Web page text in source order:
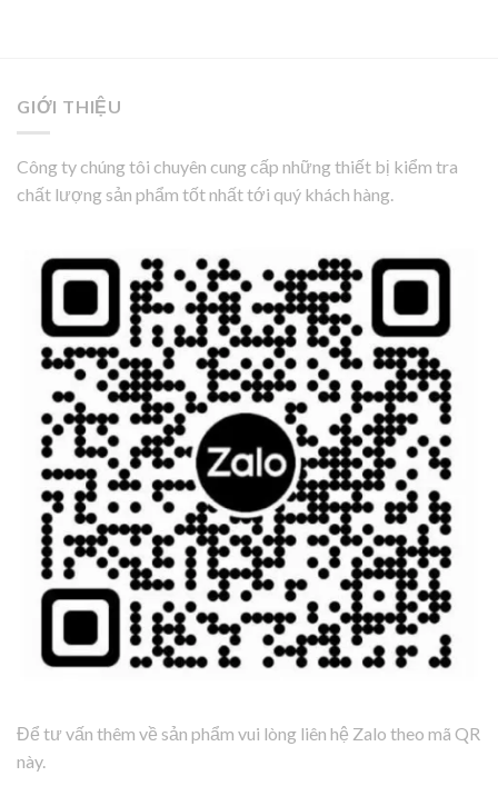
GIỚI THIỆU
Công ty chúng tôi chuyên cung cấp những thiết bị kiểm tra
chất lượng sản phẩm tốt nhất tới quý khách hàng.
Để tư vấn thêm về sản phẩm vui lòng liên hệ Zalo theo mã QR
này.